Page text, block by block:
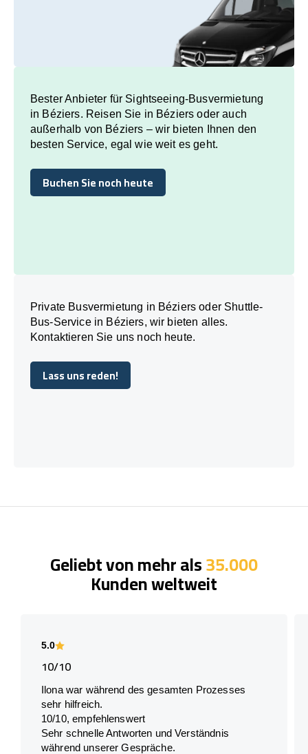
Bester Anbieter für Sightseeing-Busvermietung
in Béziers. Reisen Sie in Béziers oder auch
außerhalb von Béziers – wir bieten Ihnen den
besten Service, egal wie weit es geht.
Buchen Sie noch heute
Buchen Sie noch heute
Private Busvermietung in Béziers oder Shuttle-
Bus-Service in Béziers, wir bieten alles.
Kontaktieren Sie uns noch heute.
Lass uns reden!
Lass uns reden!
Geliebt von mehr als35.000
Kunden weltweit
5.0
10/10
Ilona war während des gesamten Prozesses
sehr hilfreich.
10/10, empfehlenswert
Sehr schnelle Antworten und Verständnis
während unserer Gespräche.